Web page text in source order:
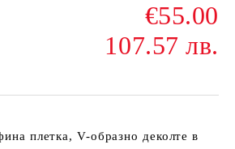
€55.00
107.57 лв.
плетка, V-образно деколте в